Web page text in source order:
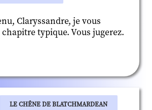
Claryssandre, je vous
typique. Vous jugerez.
LE CHÊNE DE BLATCHMARDEAN